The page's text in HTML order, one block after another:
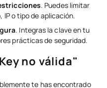
. Puedes limitar
IP o tipo de aplicación.
. Integras la clave en tu
prácticas de seguridad.
no válida"
te has encontrado